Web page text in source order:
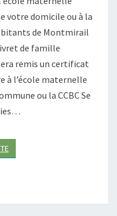
votre domicile ou à la
de Montmirail
de famille
remis un certificat
à l’école maternelle
ou la CCBC Se
LIRE LA SUITE